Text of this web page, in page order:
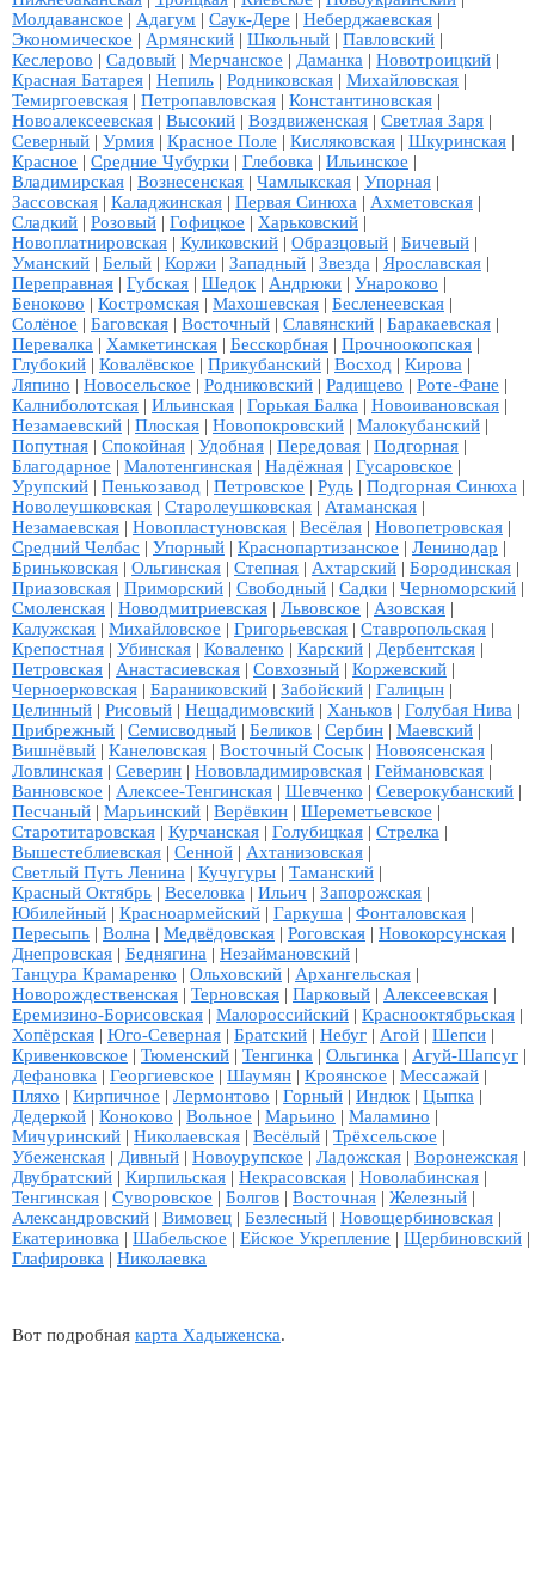
Молдаванское | Адагум | Саук-Дере | Неберджаевская |
Экономическое | Армянский | Школьный | Павловский |
Кеслерово | Садовый | Мерчанское | Даманка | Новотроицкий |
Красная Батарея | Непиль | Родниковская | Михайловская |
Темиргоевская | Петропавловская | Константиновская |
Новоалексеевская | Высокий | Воздвиженская | Светлая Заря |
Северный | Урмия | Красное Поле | Кисляковская | Шкуринская |
Красное | Средние Чубурки | Глебовка | Ильинское |
Владимирская | Вознесенская | Чамлыкская | Упорная |
Зассовская | Каладжинская | Первая Синюха | Ахметовская |
Сладкий | Розовый | Гофицкое | Харьковский |
Новоплатнировская | Куликовский | Образцовый | Бичевый |
Уманский | Белый | Коржи | Западный | Звезда | Ярославская |
Переправная | Губская | Шедок| Андрюки | Унароково |
Беноково | Костромская | Махошевская | Бесленеевская |
Солёное | Баговская | Восточный | Славянский | Баракаевская |
Перевалка | Хамкетинская | Бесскорбная | Прочноокопская |
Глубокий | Ковалёвское | Прикубанский | Восход | Кирова |
Ляпино | Новосельское | Родниковский | Радищево | Роте-Фане |
Калниболотская | Ильинская | Горькая Балка | Новоивановская |
Незамаевский | Плоская | Новопокровский | Малокубанский |
Попутная | Спокойная | Удобная | Передовая | Подгорная |
Благодарное | Малотенгинская | Надёжная | Гусаровское |
Урупский | Пенькозавод | Петровское | Рудь | Подгорная Синюха |
Новолеушковская | Старолеушковская | Атаманская |
Незамаевская | Новопластуновская | Весёлая | Новопетровская |
Средний Челбас | Упорный | Краснопартизанское | Ленинодар |
Бриньковская | Ольгинская | Степная | Ахтарский | Бородинская |
Приазовская | Приморский | Свободный | Садки | Черноморский |
Смоленская | Новодмитриевская | Львовское | Азовская |
Калужская | Михайловское | Григорьевская | Ставропольская |
Крепостная | Убинская | Коваленко | Карский | Дербентская |
Петровская | Анастасиевская | Совхозный | Коржевский |
Черноерковская | Бараниковский | Забойский | Галицын |
Целинный | Рисовый | Нещадимовский | Ханьков | Голубая Нива |
Прибрежный | Семисводный | Беликов | Сербин | Маевский |
Вишнёвый | Канеловская | Восточный Сосык| Новоясенская |
Ловлинская | Северин | Нововладимировская | Геймановская |
Ванновское | Алексее-Тенгинская | Шевченко | Северокубанский |
Песчаный | Марьинский | Верёвкин | Шереметьевское |
Старотитаровская | Курчанская | Голубицкая | Стрелка |
Вышестеблиевская | Сенной | Ахтанизовская |
Светлый Путь Ленина | Кучугуры | Таманский |
Красный Октябрь | Веселовка | Ильич | Запорожская |
Юбилейный | Красноармейский | Гаркуша | Фонталовская |
Пересыпь | Волна | Медвёдовская | Роговская | Новокорсунская |
Днепровская | Беднягина | Незаймановский |
Танцура Крамаренко | Ольховский | Архангельская |
Новорождественская | Терновская | Парковый | Алексеевская |
Еремизино-Борисовская | Малороссийский | Краснооктябрьская |
Хопёрская | Юго-Северная | Братский | Небуг | Агой | Шепси |
Кривенковское | Тюменский | Тенгинка | Ольгинка | Агуй-Шапсуг |
Дефановка | Георгиевское | Шаумян | Кроянское | Мессажай |
Пляхо | Кирпичное | Лермонтово | Горный | Индюк| Цыпка |
Дедеркой | Коноково | Вольное | Марьино | Маламино |
Мичуринский | Николаевская | Весёлый | Трёхсельское |
Убеженская | Дивный | Новоурупское | Ладожская | Воронежская |
Двубратский | Кирпильская | Некрасовская | Новолабинская |
Тенгинская | Суворовское | Болгов | Восточная | Железный |
Александровский | Вимовец | Безлесный | Новощербиновская |
Екатериновка | Шабельское | Ейское Укрепление | Щербиновский |
Глафировка | Николаевка
Вот подробная карта Хадыженска.